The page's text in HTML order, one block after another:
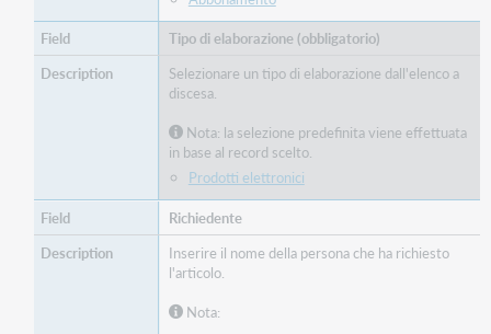
Tipo di elaborazione (obbligatorio)
Selezionare un tipo di elaborazione dall'elenco a
discesa.
Nota: la selezione predefinita viene effettuata
in base al record scelto.
Prodotti elettronici
Richiedente
Inserire il nome della persona che ha richiesto
l'articolo.
Nota: